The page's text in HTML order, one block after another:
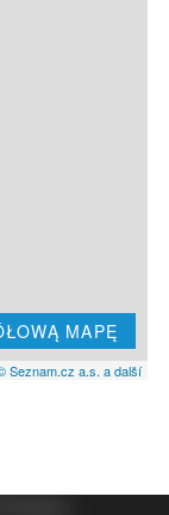
MAPĘ
Seznam.cz a.s. a další